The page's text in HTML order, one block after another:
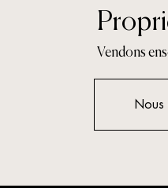
Vendons
Nous